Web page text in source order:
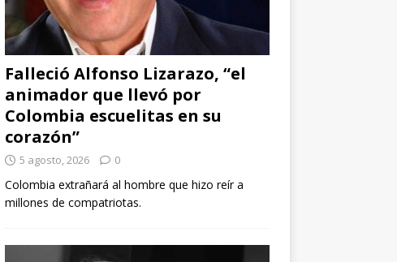
Falleció Alfonso Lizarazo, “el
animador que llevó por
Colombia escuelitas en su
corazón”
5 agosto, 2026 0
Colombia extrañará al hombre que hizo reír a
millones de compatriotas.